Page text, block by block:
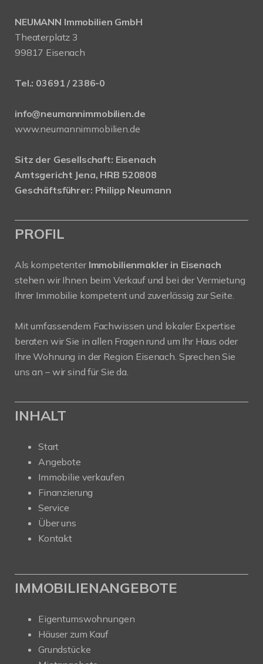
NEUMANN Immobilien GmbH
Theaterplatz 3
99817 Eisenach
Tel.: 03691 / 2386-0
info@neumannimmobilien.de
www.neumannimmobilien.de
Sitz der Gesellschaft: Eisenach
Amtsgericht Jena, HRB 520808
Geschäftsführer: Philipp Neumann
PROFIL
Als kompetenter Immobilienmakler in Eisenach
stehen wir Ihnen beim Verkauf und bei der Vermietung
Ihrer Immobilie kompetent und zuverlässig zur Seite.
Mit umfassendem Fachwissen und lokaler Expertise
beraten wir Sie in allen Fragen rund um Ihr Haus oder
Ihre Wohnung in der Region Eisenach. Sprechen Sie
uns an – wir sind für Sie da.
INHALT
Start
Angebote
Immobilie verkaufen
Finanzierung
Service
Über uns
Kontakt
IMMOBILIENANGEBOTE
Eigentumswohnungen
Häuser zum Kauf
Grundstücke